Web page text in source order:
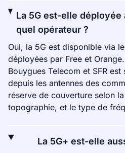
La 5G est-elle déployée
quel opérateur ?
Oui, la 5G est disponible via
déployées par Free et
Bouygues Telecom et SFR
depuis les antennes des
réserve de couverture selon
topographie, et le type de
La 5G+ est-elle